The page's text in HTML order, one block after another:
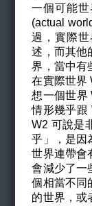
一個可能
(actual
過，實際
述，而其他
界，當中有
在實際世界
想一個世界
情形幾乎跟
W2 可說是
乎」，是因
世界連帶會
會減少了一
個相當不同
的世界，或